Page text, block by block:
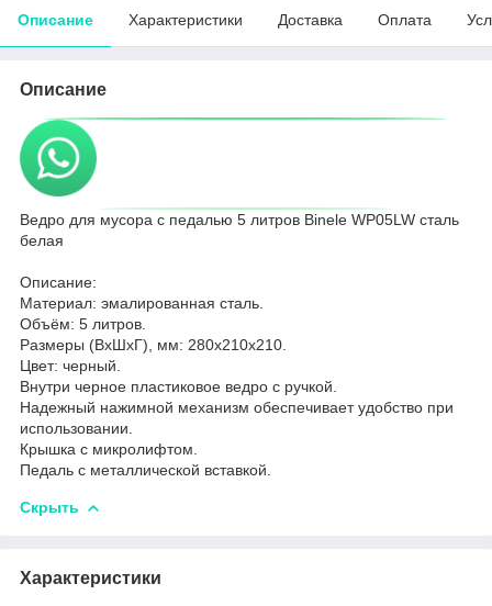
Описание Характеристики Доставка Оплата
Описание
Ведро для мусора с педалью 5 литров Binele WP05LW сталь
белая
Описание:
Материал: эмалированная сталь.
Объём: 5 литров.
Размеры (ВхШхГ), мм: 280х210х210.
Цвет: черный.
Внутри черное пластиковое ведро с ручкой.
Надежный нажимной механизм обеспечивает удобство при
использовании.
Крышка с микролифтом.
Педаль с металлической вставкой.
Скрыть
Характеристики